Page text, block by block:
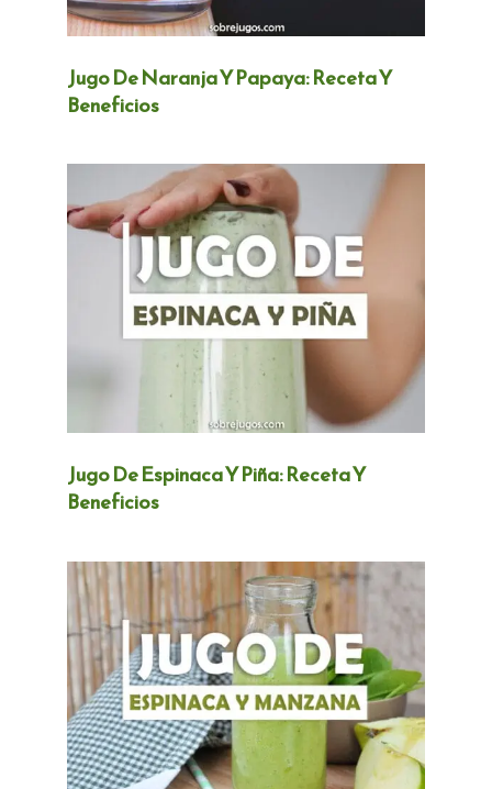
Jugo De Naranja Y Papaya: Receta Y
Beneficios
Jugo De Espinaca Y Piña: Receta Y
Beneficios